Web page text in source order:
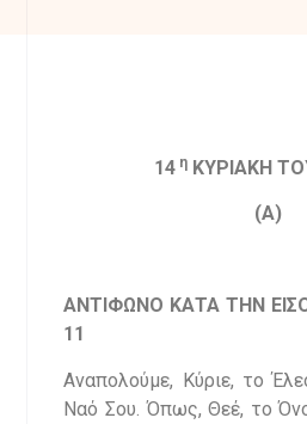
14 ηΚΥΡΙΑΚΗ
(A)
ΑΝΤΙΦΩΝΟ ΚΑΤΑ ΤΗΝ
11
Αναπολούμε, Κύριε, το
Ναό Σου. Όπως, Θεέ, το